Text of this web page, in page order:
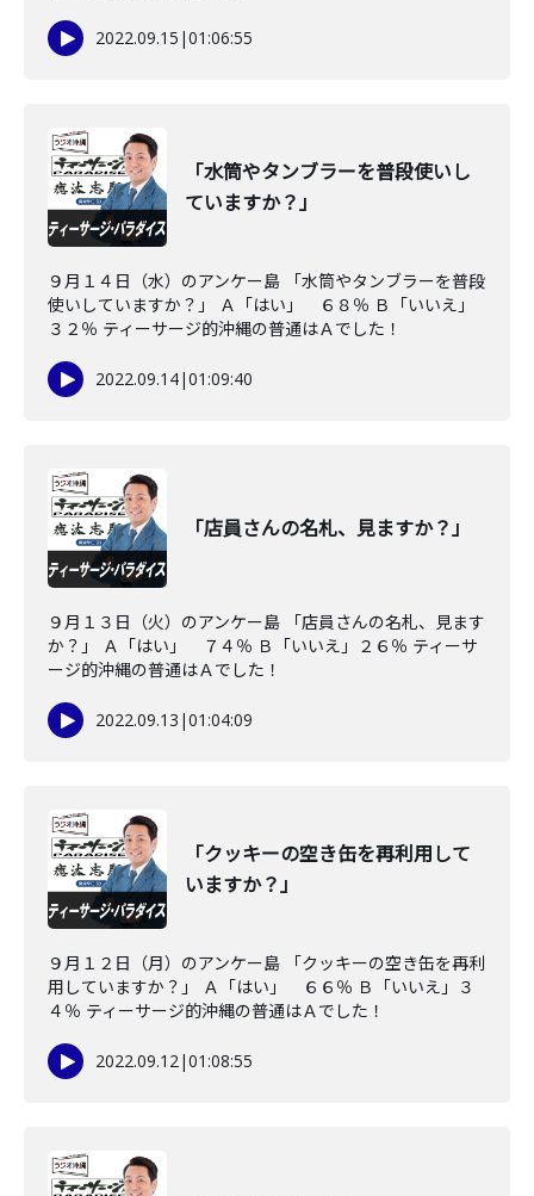
2022.09.15 |01:06:55
「水筒やタンブラーを普段使いし
ていますか？」
９月１４日（水）のアンケー島 「水筒やタンブラーを普段
使いしていますか？」 Ａ「はい」 ６８％ Ｂ「いいえ」
３２％ ティーサージ的沖縄の普通はＡでした！
2022.09.14|01:09:40
「店員さんの名札、見ますか？」
９月１３日（火）のアンケー島 「店員さんの名札、見ます
か？」 Ａ「はい」 ７４％ Ｂ「いいえ」２６％ ティーサ
ージ的沖縄の普通はＡでした！
2022.09.13 |01:04:09
「クッキーの空き缶を再利用して
いますか？」
９月１２日（月）のアンケー島 「クッキーの空き缶を再利
用していますか？」 Ａ「はい」 ６６％ Ｂ「いいえ」３
４％ ティーサージ的沖縄の普通はＡでした！
2022.09.12|01:08:55